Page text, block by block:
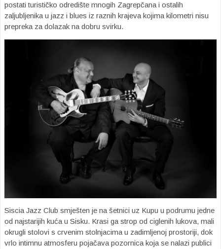
postati turističko odredište mnogih Zagrepčana i ostalih
zaljubljenika u jazz i blues iz raznih krajeva kojima kilometri nisu
prepreka za dolazak na dobru svirku.
Siscia Jazz Club smješten je na šetnici uz Kupu u podrumu jedne
od najstarijih kuća u Sisku. Krasi ga strop od ciglenih lukova, mali
okrugli stolovi s crvenim stolnjacima u zadimljenoj prostoriji, dok
vrlo intimnu atmosferu pojačava pozornica koja se nalazi publici